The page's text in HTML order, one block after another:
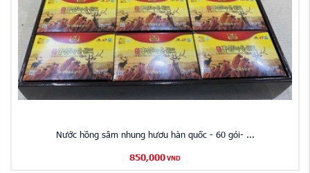
Nước hồng sâm nhung hươu hàn quốc - 60 gói- ...
850,000 VND